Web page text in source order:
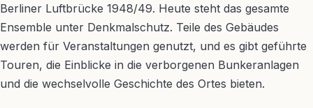
Berliner Luftbrücke 1948/49. Heute steht das gesamte
Ensemble unter Denkmalschutz. Teile des Gebäudes
werden für Veranstaltungen genutzt, und es gibt geführte
Touren, die Einblicke in die verborgenen Bunkeranlagen
und die wechselvolle Geschichte des Ortes bieten.